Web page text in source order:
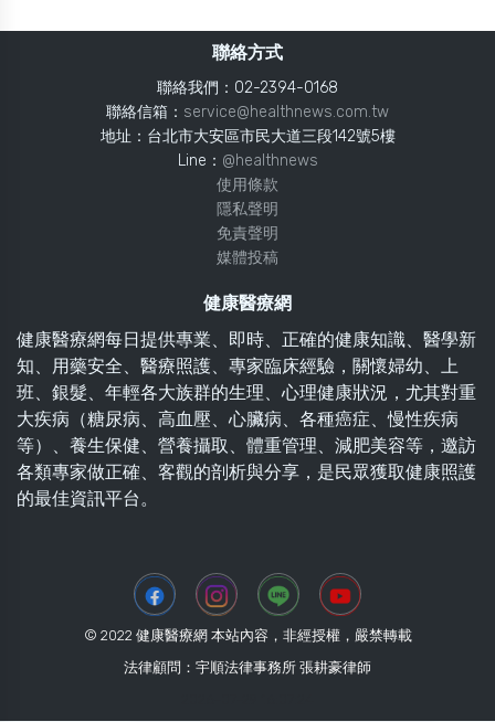
聯絡方式
聯絡我們：02-2394-0168
聯絡信箱： service@healthnews.com.tw
地址：台北市大安區市民大道三段142號5樓
Line： @healthnews
使用條款
隱私聲明
免責聲明
媒體投稿
健康醫療網
健康醫療網每日提供專業、即時、正確的健康知識、醫學新
知、用藥安全、醫療照護、專家臨床經驗，關懷婦幼、上
班、銀髮、年輕各大族群的生理、心理健康狀況，尤其對重
大疾病（糖尿病、高血壓、心臟病、各種癌症、慢性疾病
等）、養生保健、營養攝取、體重管理、減肥美容等，邀訪
各類專家做正確、客觀的剖析與分享，是民眾獲取健康照護
的最佳資訊平台。
© 2022 健康醫療網 本站內容，非經授權，嚴禁轉載
法律顧問：宇順法律事務所 張耕豪律師